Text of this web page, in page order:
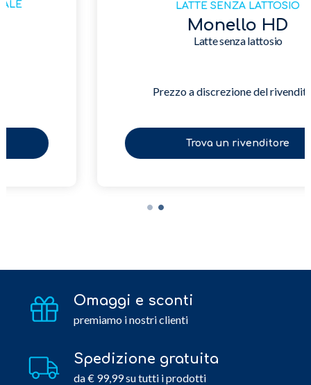
LATTE SENZA LATTOSIO
Monello HD
Latte senza lattosio
Prezzo a discrezione del rivenditore
Trova un rivenditore
Omaggi e sconti
premiamo i nostri clienti
Spedizione gratuita
da € 99,99 su tutti i prodotti